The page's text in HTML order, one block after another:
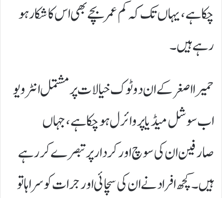
چکا ہے، یہاں تک کہ کم عمر بچے بھی اس کا شکار ہو
رہے ہیں۔
حمیرا اصغر کے ان دوٹوک خیالات پر مشتمل انٹرویو
اب سوشل میڈیا پر وائرل ہو چکا ہے، جہاں
صارفین ان کی سوچ اور کردار پر تبصرے کر رہے
ہیں۔ کچھ افراد نے ان کی سچائی اور جرات کو سراہا تو